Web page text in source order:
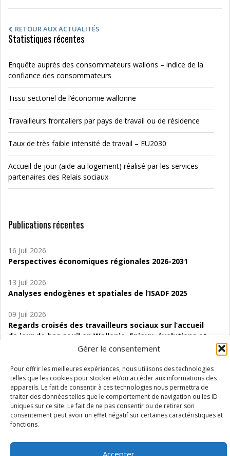
Gérer le consentement
Pour offrir les meilleures expériences, nous utilisons des technologies
telles que les cookies pour stocker et/ou accéder aux informations des
appareils. Le fait de consentir à ces technologies nous permettra de
traiter des données telles que le comportement de navigation ou les ID
uniques sur ce site. Le fait de ne pas consentir ou de retirer son
consentement peut avoir un effet négatif sur certaines caractéristiques et
fonctions.
Accepter
RETOUR AUX ACTUALITÉS
Statistiques récentes
Enquête auprès des consommateurs wallons – indice de la
confiance des consommateurs
Tissu sectoriel de l’économie wallonne
Travailleurs frontaliers par pays de travail ou de résidence
Taux de très faible intensité de travail – EU2030
Accueil de jour (aide au logement) réalisé par les services
partenaires des Relais sociaux
Publications récentes
16 Juil 2026
Perspectives économiques régionales 2026-2031
13 Juil 2026
Analyses endogènes et spatiales de l’ISADF 2025
09 Juil 2026
Regards croisés des travailleurs sociaux sur l’accueil
de jour de bas seuil en Wallonie. Enjeux, évolutions et
06 Juil 2026
Étude d’évaluabilité des Structures
d’accompagnement à l’autocréation d’emploi (SAACE)
01 Juil 2026
Pénurie du personnel infirmier :quels indicateurs
Wallonie ?